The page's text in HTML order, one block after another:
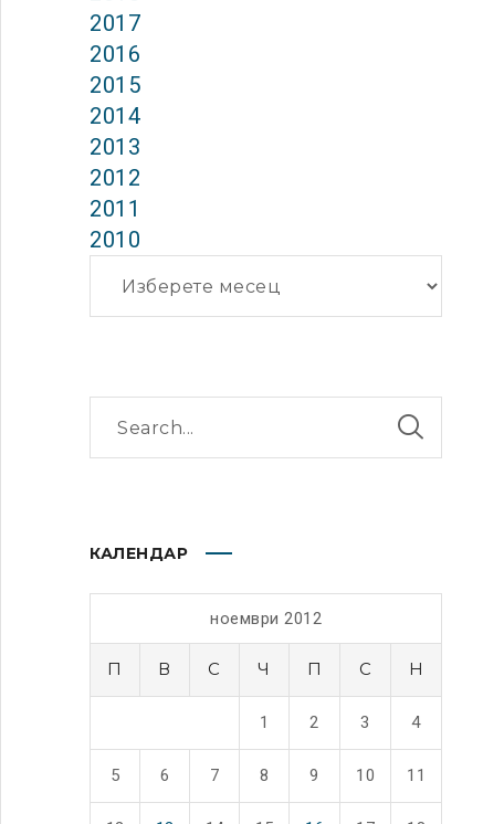
2017
2016
2015
2014
2013
2012
2011
2010
КАЛЕНДАР
ноември 2012
П В С Ч П С Н
1 2 3 4
5 6 7 8 9 10 11